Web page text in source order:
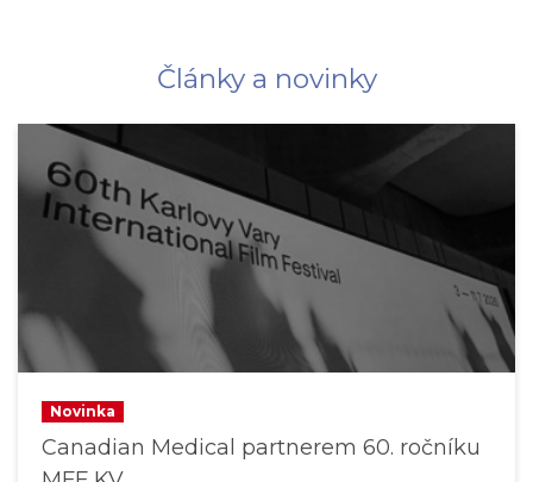
Články a novinky
Novinka
Canadian Medical partnerem 60. ročníku